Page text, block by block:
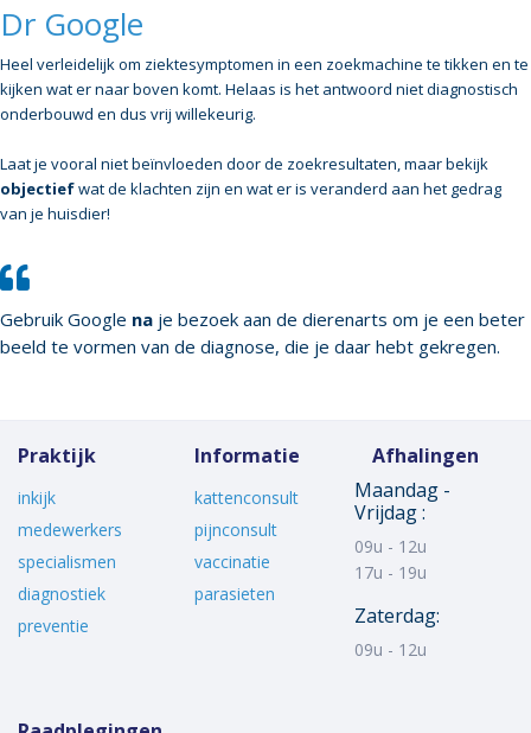
Dr Google
Heel verleidelijk om ziektesymptomen in een zoekmachine te tikken en te
kijken wat er naar boven komt. Helaas is het antwoord niet diagnostisch
onderbouwd en dus vrij willekeurig.
Laat je vooral niet beïnvloeden door de zoekresultaten, maar bekijk
objectiefwat de klachten zijn en wat er is veranderd aan het gedrag
van je huisdier!
Gebruik Google na je bezoek aan de dierenarts om je een beter
beeld te vormen van de diagnose, die je daar hebt gekregen.
Praktijk
inkijk
medewerkers
specialismen
diagnostiek
preventie
Informatie
kattenconsult
pijnconsult
vaccinatie
parasieten
Afhalingen
Maandag -
Vrijdag :
09u - 12u
17u - 19u
Zaterdag:
09u - 12u